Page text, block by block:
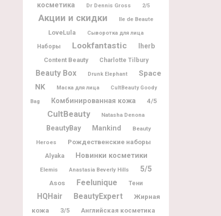
косметика
Dr Dennis Gross 2/5
Акции и скидки Ile de Beaute
LoveLula Сыворотка для лица
Наборы Lookfantastic Iherb
Content Beauty Charlotte Tilbury
Beauty Box Drunk Elephant
Space
NK
Маска для лица CultBeauty Goody
Bag Комбинированная кожа 4/5
CultBeauty Natasha Denona
BeautyBay Mankind
Beauty
Heroes
Рождественские наборы
Alyaka Новинки косметики
Elemis Anastasia Beverly Hills 5/5
Asos Feelunique Тени
HQHair BeautyExpert
Жирная
кожа
3/5 Английская косметика